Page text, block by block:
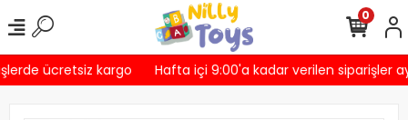
ücretsiz kargo Hafta içi 9:00'a kadar verilen siparişler
0